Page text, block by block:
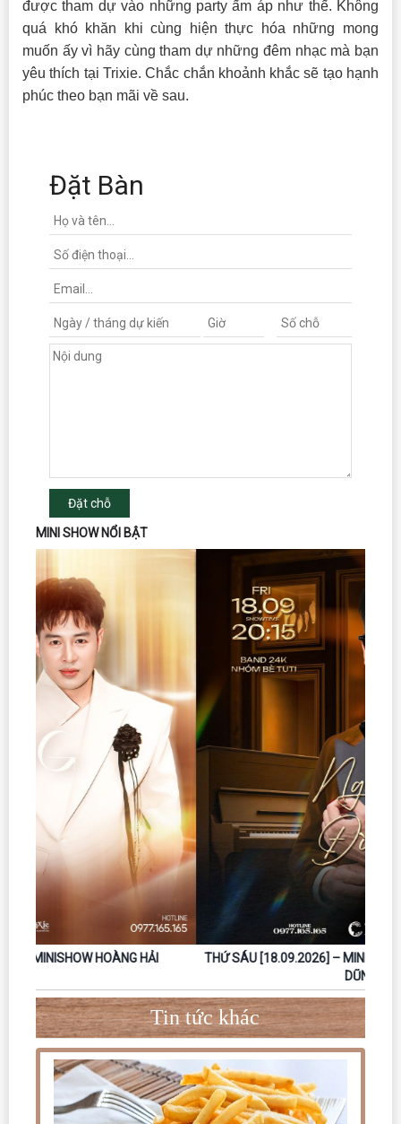
được tham dự vào những party ấm áp như thế. Không
quá khó khăn khi cùng hiện thực hóa những mong
muốn ấy vì hãy cùng tham dự những đêm nhạc mà bạn
yêu thích tại Trixie. Chắc chắn khoảnh khắc sẽ tạo hạnh
phúc theo bạn mãi về sau.
Đặt Bàn
Đặt chỗ
MINI SHOW NỔI BẬT
THỨ SÁU [18.09.2026] – MINISHOW NGUYỄN ĐÌNH TUẤN
Tin tức khác